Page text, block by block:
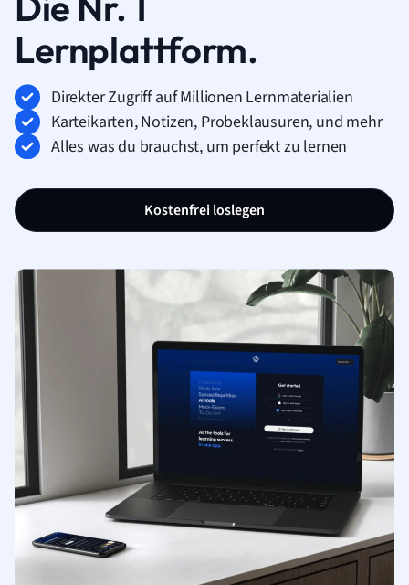
Lernplattform.
Direkter Zugriff auf Millionen Lernmaterialien
Karteikarten, Notizen, Probeklausuren, und mehr
Alles was du brauchst, um perfekt zu lernen
Kostenfrei loslegen